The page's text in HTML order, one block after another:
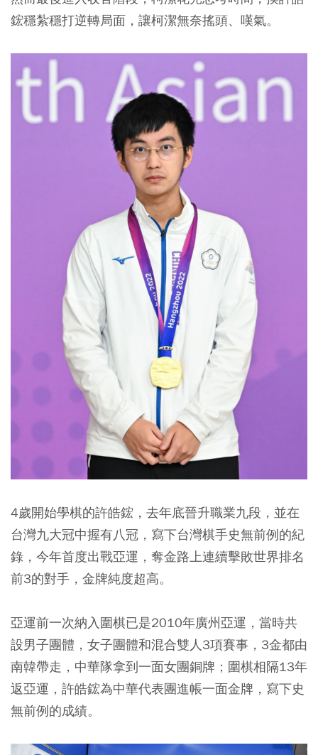
鋐穩紮穩打逆轉局面，讓柯潔無奈搖頭、嘆氣。
4歲開始學棋的許皓鋐，去年底晉升職業九段 ，並在
台灣九大冠中握有八冠，寫下台灣棋手史無前例的紀
錄， 今年首度出戰亞運，奪金路上連續擊敗世界排名
前3的對手，金牌純度超高。
亞運前一次納入圍棋已是2010年廣州亞運，當時共
設男子團體，女子團體和混合雙人3項賽事，3金都由
南韓帶走，中華隊拿到一面女團銅牌；圍棋相隔13年
返亞運，許皓鋐為中華代表團進帳一面金牌，寫下史
無前例的成績。